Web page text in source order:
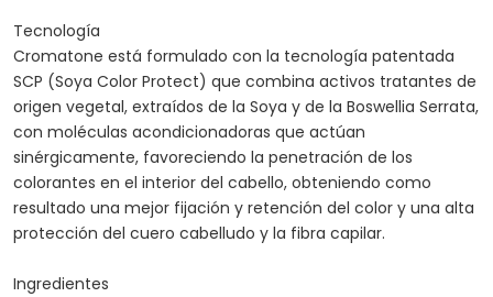
Tecnología
Cromatone está formulado con la tecnología patentada
SCP (Soya Color Protect) que combina activos tratantes de
origen vegetal, extraídos de la Soya y de la Boswellia Serrata,
con moléculas acondicionadoras que actúan
sinérgicamente, favoreciendo la penetración de los
colorantes en el interior del cabello, obteniendo como
resultado una mejor fijación y retención del color y una alta
protección del cuero cabelludo y la fibra capilar.
Ingredientes